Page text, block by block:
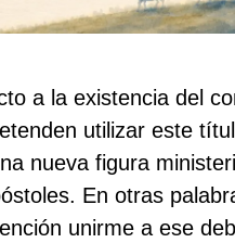
a la existencia del
utilizar este
nueva figura
En otras
unirme a ese